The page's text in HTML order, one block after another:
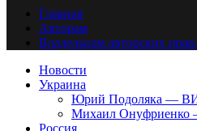
Главная
Авторам
Владельцам авторских
Новости
Украина
Юрий Подоляка —
Михаил Онуфриенко